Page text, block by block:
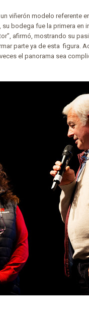
viñerón modelo referente
bodega fue la primera en
afirmó, mostrando su
parte ya de esta figura.
el panorama sea